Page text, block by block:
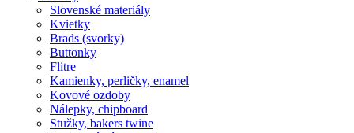
Slovenské materiály
Kvietky
Brads (svorky)
Buttonky
Flitre
Kamienky, perličky, enamel
Kovové ozdoby
Nálepky, chipboard
Stužky, bakers twine